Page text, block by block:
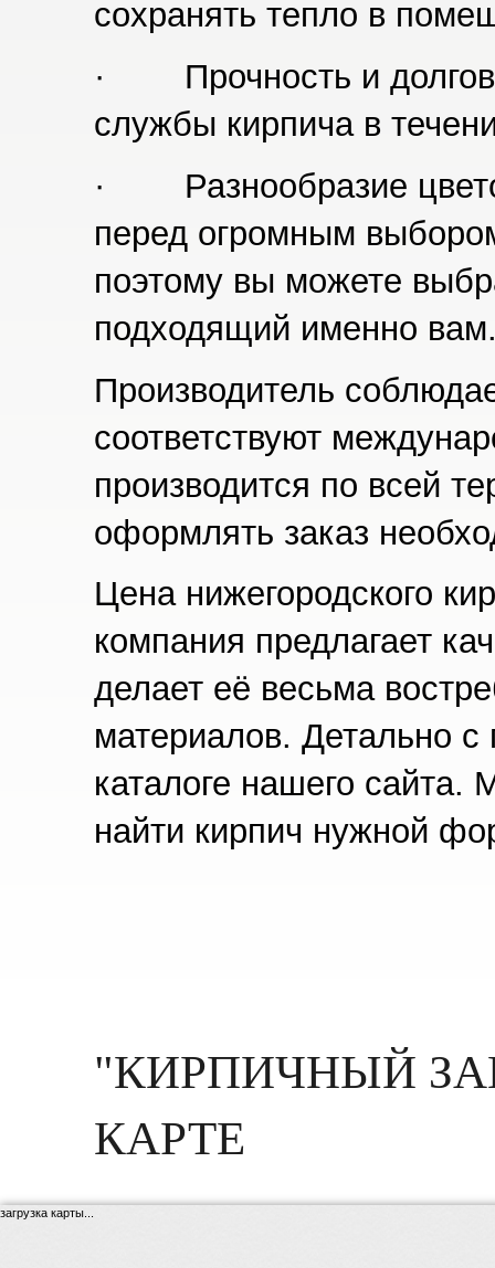
сохранять тепло в
· Прочность и
службы кирпича в
· Разнообразие
перед огромным
поэтому вы можете
подходящий именно
Производитель
соответствуют
производится по всей
оформлять заказ
Цена нижегородского
компания предлагает
делает её весьма
материалов. Детально
каталоге нашего сайта.
найти кирпич нужной
"КИРПИЧНЫЙ
КАРТЕ
загрузка карты...